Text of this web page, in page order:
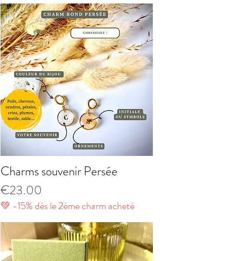
Quick View
Charms souvenir Persée
Price
€23.00
💚 -15% dès le 2ème charm acheté